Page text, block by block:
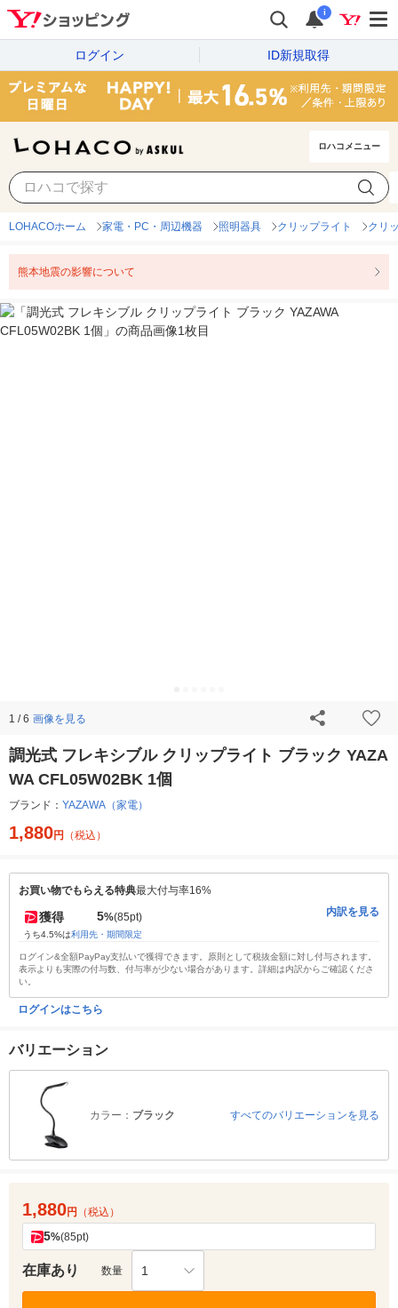
i
ログイン ID新規取得
ロハコメニュー
LOHACOホーム 家電・PC・周辺機器 照明器具 クリップライト クリ
熊本地震の影響について
1 / 6 画像を見る
調光式 フレキシブル クリップライト ブラック YAZA
WA CFL05W02BK 1個
ブランド： YAZAWA（家電）
1,880円 （税込）
お買い物でもらえる特典最大付与率16%
獲得 5%(85pt)
うち4.5%は利用先・期間限定
内訳を見る
ログイン&全額PayPay支払いで獲得できます。原則として税抜金額に対し付与されます。
表示よりも実際の付与数、付与率が少ない場合があります。詳細は内訳からご確認くださ
い。
ログインはこちら
バリエーション
カラー： ブラック すべてのバリエーションを見る
1,880円 （税込）
5%(85pt)
在庫あり 数量 1